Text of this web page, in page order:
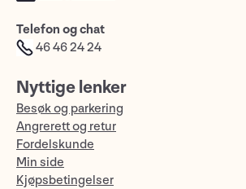
Telefon og chat
46 46 24 24
Nyttige lenker
Besøk og parkering
Angrerett og retur
Fordelskunde
Min side
Kjøpsbetingelser